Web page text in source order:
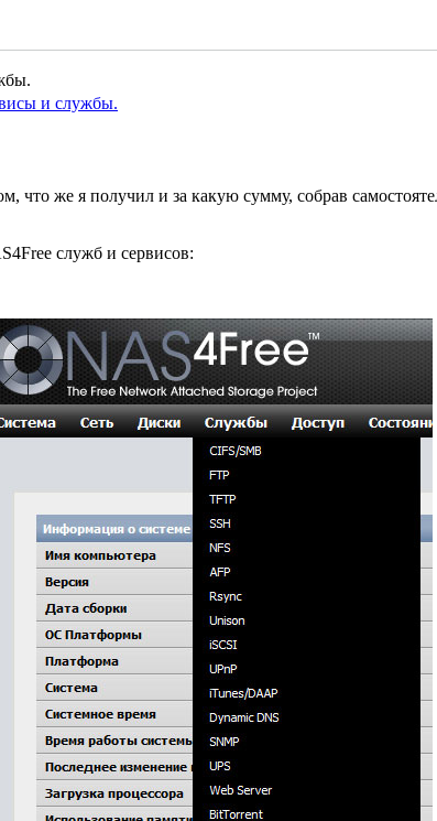
и службы.
что же я получил и за какую сумму, собрав
служб и сервисов: